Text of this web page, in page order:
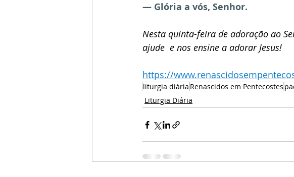
— Glória a vós, Senhor.
Nesta quinta-feira de adoração ao
ajude  e nos ensine a adorar Jesus!
https://
liturgia diária Renascidos em Pentecostes
Liturgia Diária